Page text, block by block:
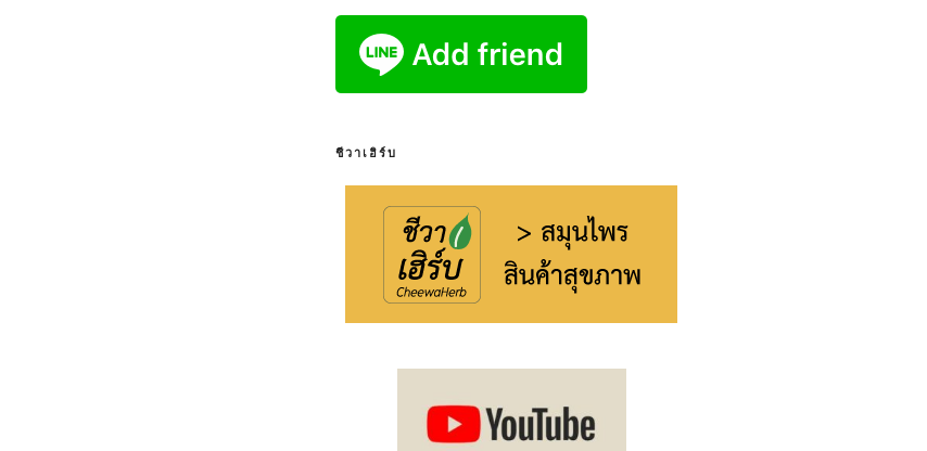
ชีวาเฮิร์บ